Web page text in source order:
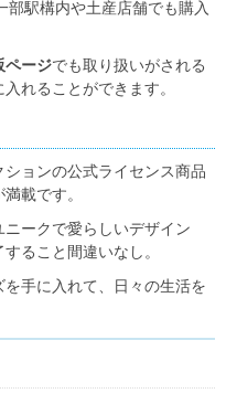
駅構内や土産店舗でも購入
ページでも取り扱いがされる
れることができます。
ョンの公式ライセンス商品
載です。
ークで愛らしいデザイン
ること間違いなし。
手に入れて、日々の生活を